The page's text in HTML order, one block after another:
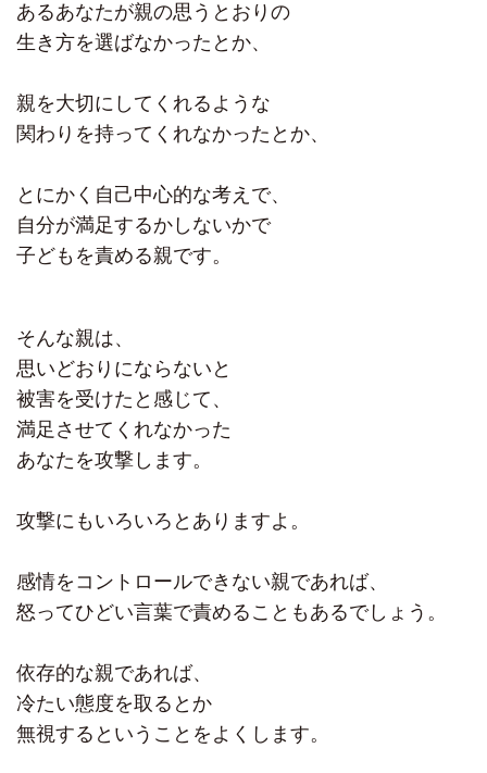
あるあなたが親の思うとおりの
生き方を選ばなかったとか、
親を大切にしてくれるような
関わりを持ってくれなかったとか、
とにかく自己中心的な考えで、
自分が満足するかしないかで
子どもを責める親です。
そんな親は、
思いどおりにならないと
被害を受けたと感じて、
満足させてくれなかった
あなたを攻撃します。
攻撃にもいろいろとありますよ。
感情をコントロールできない親であれば、
怒ってひどい言葉で責めることもあるでしょう。
依存的な親であれば、
冷たい態度を取るとか
無視するということをよくします。